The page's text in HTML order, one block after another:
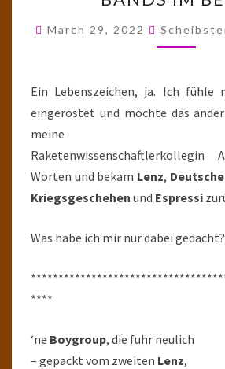
EIN
BANDS
BENZ
March 29, 2022
Ein Lebenszeichen, ja. Ich fühle
eingerostet und möchte das
meine
Worten und bekam Lenz,
Kriegsgeschehen und Espressi
Was habe ich mir nur dabei gedacht?
****
‘ne Boygroup, die fuhr neulich
– gepackt vom zweiten Lenz,